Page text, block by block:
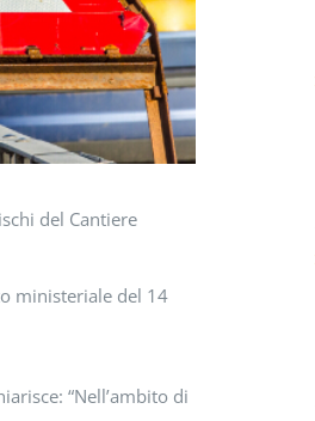
ministeriale del 14
“Nell’ambito di